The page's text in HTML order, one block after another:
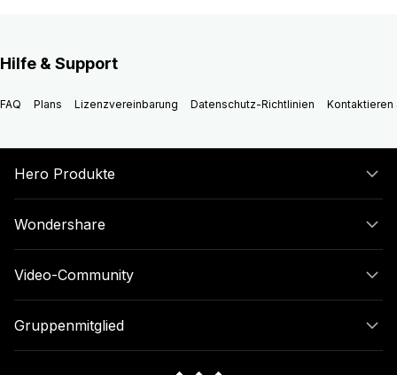
Hilfe & Support
FAQ Plans Lizenzvereinbarung Datenschutz-Richtlinien Kontaktieren
Hero Produkte
Wondershare
Video-Community
Gruppenmitglied